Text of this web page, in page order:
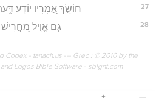
27 חוֹשֵׂ֣ךְ אֲ֭מָרָיו יוֹדֵ֣עַ
28 גַּ֤ם אֱוִ֣יל
Codex - tanach.us --- Grec : © 2010 by the
Logos Bible Software - sblgnt.com